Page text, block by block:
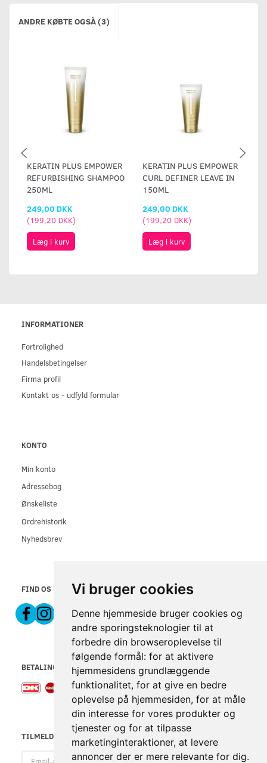
Vi bruger cookies
Denne hjemmeside bruger cookies og
andre sporingsteknologier til at
forbedre din browseroplevelse til
følgende formål: for at aktivere
hjemmesidens grundlæggende
funktionalitet, for at give en bedre
oplevelse på hjemmesiden, for at måle
din interesse for vores produkter og
tjenester og for at tilpasse
marketinginteraktioner, at levere
annoncer der er mere relevante for dig.
ANDRE KØBTE OGSÅ (3)
KERATIN PLUS EMPOWER
REFURBISHING SHAMPOO
250ML
249,00 DKK
(199,20 DKK)
Læg i kurv
KERATIN PLUS EMPOWER
CURL DEFINER LEAVE IN
150ML
249,00 DKK
(199,20 DKK)
Læg i kurv
INFORMATIONER
Fortrolighed
Handelsbetingelser
Firma profil
Kontakt os - udfyld formular
KONTO
Min konto
Adressebog
Ønskeliste
Ordrehistorik
Nyhedsbrev
FIND OS PÅ
BETALINGSMETODER
TILMELD NYHEDSBREV